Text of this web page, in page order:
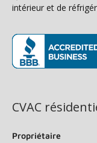
intérieur et de
CVAC
Propriétaire